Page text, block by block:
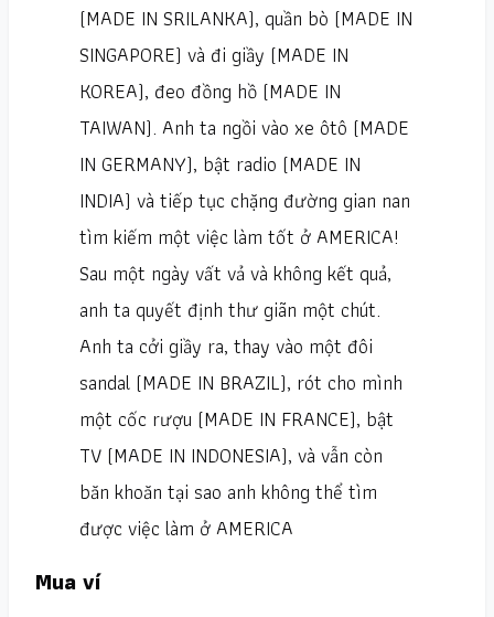
(MADE IN SRILANKA), quần bò (MADE IN
SINGAPORE) và đi giầy (MADE IN
KOREA), đeo đồng hồ (MADE IN
TAIWAN). Anh ta ngồi vào xe ôtô (MADE
IN GERMANY), bật radio (MADE IN
INDIA) và tiếp tục chặng đường gian nan
tìm kiếm một việc làm tốt ở AMERICA!
Sau một ngày vất vả và không kết quả,
anh ta quyết định thư giãn một chút.
Anh ta cởi giầy ra, thay vào một đôi
sandal (MADE IN BRAZIL), rót cho mình
một cốc rượu (MADE IN FRANCE), bật
TV (MADE IN INDONESIA), và vẫn còn
băn khoăn tại sao anh không thể tìm
được việc làm ở AMERICA
Mua ví